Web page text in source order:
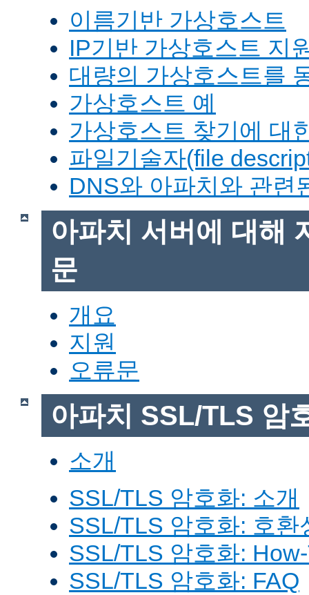
이름기반 가상호스트
IP기반 가상호스트 지
대량의 가상호스트를
가상호스트 예
가상호스트 찾기에 대
파일기술자(file
DNS와 아파치와 관련
아파치 서버에 대해
문
개요
지원
오류문
아파치 SSL/TLS 암
소개
SSL/TLS 암호화: 소개
SSL/TLS 암호화: 호환
SSL/TLS 암호화:
SSL/TLS 암호화: FAQ